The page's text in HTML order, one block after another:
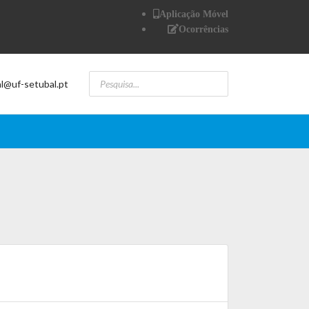
Aplicação Móvel
Ocorrências
setubal.pt